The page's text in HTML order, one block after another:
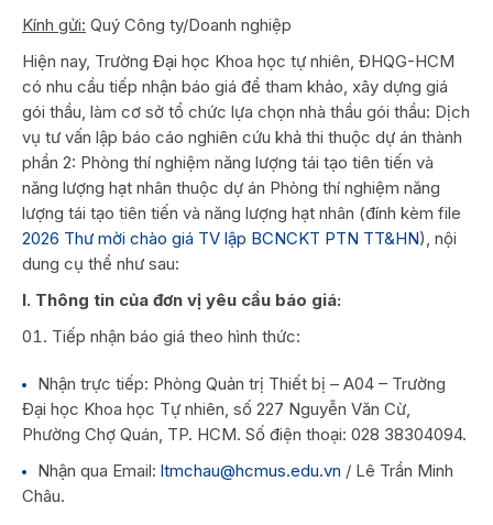
Kính gửi: Quý Công ty/Doanh nghiệp
Hiện nay, Trường Đại học Khoa học tự nhiên, ĐHQG-HCM
có nhu cầu tiếp nhận báo giá để tham khảo, xây dựng giá
gói thầu, làm cơ sở tổ chức lựa chọn nhà thầu gói thầu: Dịch
vụ tư vấn lập báo cáo nghiên cứu khả thi thuộc dự án thành
phần 2: Phòng thí nghiệm năng lượng tái tạo tiên tiến và
năng lượng hạt nhân thuộc dự án Phòng thí nghiệm năng
lượng tái tạo tiên tiến và năng lượng hạt nhân (đính kèm file
2026 Thư mời chào giá TV lập BCNCKT PTN TT&HN), nội
dung cụ thể như sau:
I. Thông tin của đơn vị yêu cầu báo giá:
Tiếp nhận báo giá theo hình thức:
Nhận trực tiếp: Phòng Quản trị Thiết bị – A04 – Trường
Đại học Khoa học Tự nhiên, số 227 Nguyễn Văn Cừ,
Phường Chợ Quán, TP. HCM. Số điện thoại: 028 38304094.
Nhận qua Email: ltmchau@hcmus.edu.vn / Lê Trần Minh
Châu.